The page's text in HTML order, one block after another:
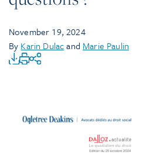
November 19, 2024
By Karin Dulacand Marie Paulin